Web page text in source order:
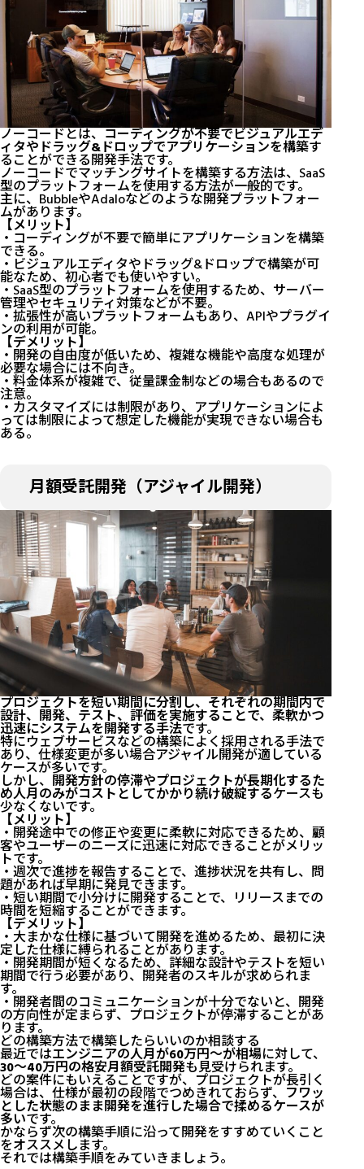
ノーコードとは、コーディングが不要でビジュアルエデ
ィタやドラッグ&ドロップでアプリケーションを構築す
ることができる開発手法です。
ノーコードでマッチングサイトを構築する方法は、SaaS
型のプラットフォームを使用する方法が一般的です。
主に、BubbleやAdaloなどのような開発プラットフォー
ムがあります。
【メリット】
・コーディングが不要で簡単にアプリケーションを構築
できる。
・ビジュアルエディタやドラッグ&ドロップで構築が可
能なため、初心者でも使いやすい。
・SaaS型のプラットフォームを使用するため、サーバー
管理やセキュリティ対策などが不要。
・拡張性が高いプラットフォームもあり、APIやプラグイ
ンの利用が可能。
【デメリット】
・開発の自由度が低いため、複雑な機能や高度な処理が
必要な場合には不向き。
・料金体系が複雑で、従量課金制などの場合もあるので
注意。
・カスタマイズには制限があり、アプリケーションによ
っては制限によって想定した機能が実現できない場合も
ある。
月額受託開発（アジャイル開発）
プロジェクトを短い期間に分割し、それぞれの期間内で
設計、開発、テスト、評価を実施することで、柔軟かつ
迅速にシステムを開発する手法です。
特にウェブサービスなどの構築によく採用される手法で
あり、仕様変更が多い場合アジャイル開発が適している
ケースが多いです。
しかし、 開発方針の停滞やプロジェクトが長期化するた
め人月のみがコストとしてかかり続け破綻するケースも
少なくないです。
【メリット】
・開発途中での修正や変更に柔軟に対応できるため、顧
客やユーザーのニーズに迅速に対応できることがメリッ
トです。
・週次で進捗を報告することで、進捗状況を共有し、問
題があれば早期に発見できます。
・短い期間で小分けに開発することで、リリースまでの
時間を短縮することができます。
【デメリット】
・大まかな仕様に基づいて開発を進めるため、最初に決
定した仕様に縛られることがあります。
・開発期間が短くなるため、詳細な設計やテストを短い
期間で行う必要があり、開発者のスキルが求められま
す。
・開発者間のコミュニケーションが十分でないと、開発
の方向性が定まらず、プロジェクトが停滞することがあ
ります。
どの構築方法で構築したらいいのか相談する
最近ではエンジニアの人月が60万円〜が相場に対して、
30〜40万円の格安月額受託開発も見受けられます。
どの案件にもいえることですが、プロジェクトが長引く
場合は、仕様が最初の段階でつめきれておらず、 フワッ
とした状態のまま開発を進行した場合で揉めるケースが
多いです。
かならず次の構築手順に沿って開発をすすめていくこと
をオススメします。
それでは構築手順をみていきましょう。